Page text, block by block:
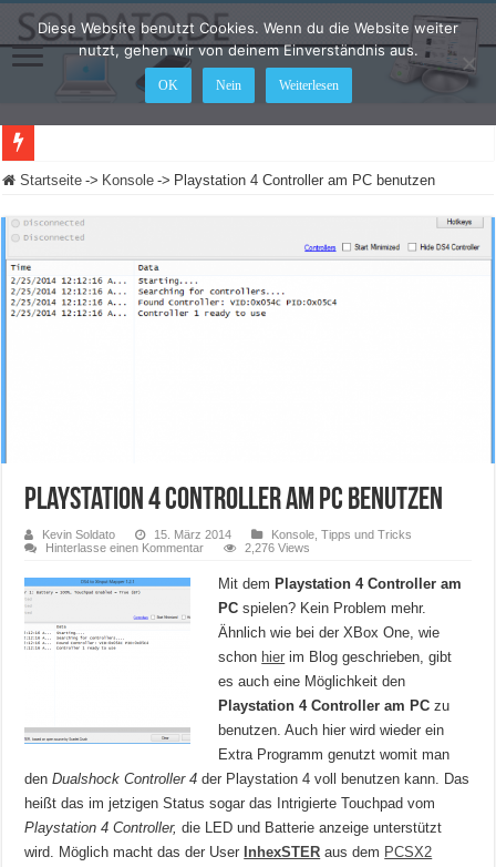
Startseite -> Konsole -> Playstation 4 Controller am PC benutzen
Playstation 4 Controller am PC benutzen
Kevin Soldato 15. März 2014 Konsole ,Tipps und Tricks
Hinterlasse einen Kommentar
2,276 Views
Mit dem Playstation 4 Controller am
PC spielen? Kein Problem mehr.
Ähnlich wie bei der XBox One, wie
schon hier im Blog geschrieben, gibt
es auch eine Möglichkeit den
Playstation 4 Controller am PC zu
benutzen. Auch hier wird wieder ein
Extra Programm genutzt womit man
den Dualshock Controller 4 der Playstation 4 voll benutzen kann. Das
heißt das im jetzigen Status sogar das Intrigierte Touchpad vom
Playstation 4 Controller, die LED und Batterie anzeige unterstützt
wird. Möglich macht das der User InhexSTER aus dem PCSX2
Diese Website benutzt Cookies. Wenn du die Website weiter
nutzt, gehen wir von deinem Einverständnis aus.
OK Nein Weiterlesen